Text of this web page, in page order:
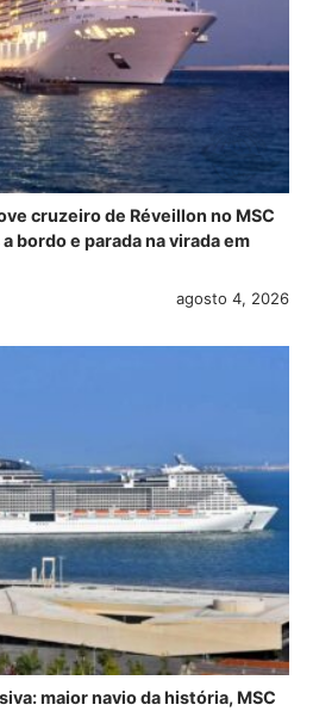
cruzeiro de Réveillon no MSC
bordo e parada na virada em
agosto 4, 2026
maior navio da história, MSC